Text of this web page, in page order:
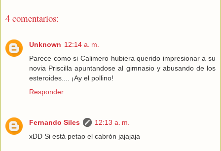
4 comentarios:
Unknown 12:14 a. m.
Parece como si Calimero hubiera querido impresionar a su
novia Priscilla apuntandose al gimnasio y abusando de los
esteroides.... ¡Ay el pollino!
Responder
Fernando Siles
12:13 a. m.
xDD Si está petao el cabrón jajajaja